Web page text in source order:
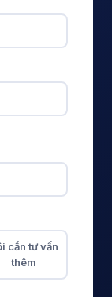
cần tư vấn
thêm